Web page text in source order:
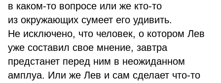
в каком-то вопросе или же кто-то
из окружающих сумеет его удивить.
Не исключено, что человек, о котором Лев
уже составил свое мнение, завтра
предстанет перед ним в неожиданном
амплуа. Или же Лев и сам сделает что-то